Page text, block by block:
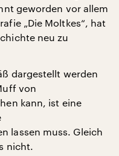
geworden vor allem
„Die Moltkes“, hat
neu zu
dargestellt werden
von
kann, ist eine
lassen muss. Gleich
nicht.